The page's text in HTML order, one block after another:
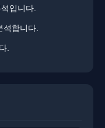
입니다.
합니다.
.